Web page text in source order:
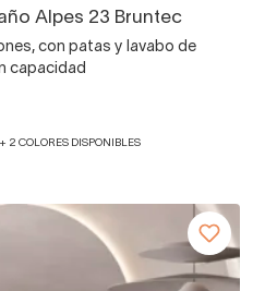
Alpes 23 Bruntec
con patas y lavabo de
capacidad
+ 2 COLORES DISPONIBLES